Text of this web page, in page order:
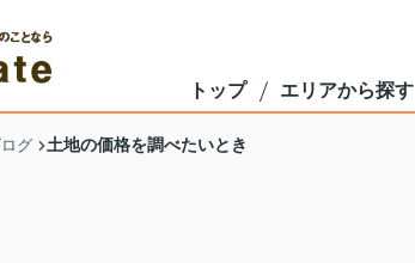
トップ エリアから探す
グ 土地の価格を調べたいとき